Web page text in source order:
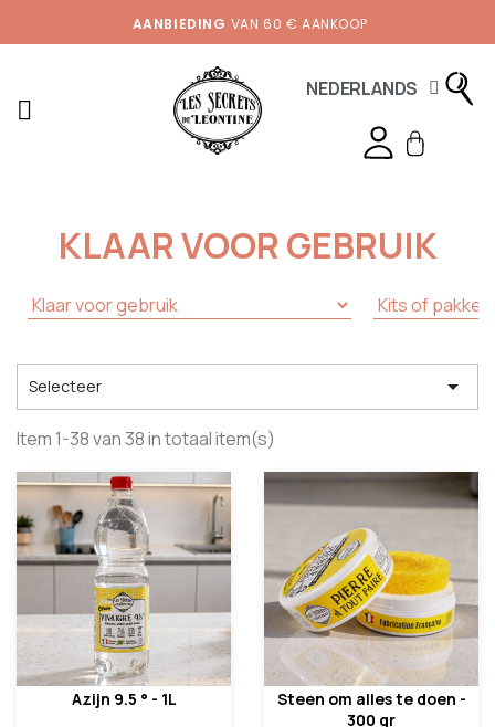
AANBIEDING VAN 60 € AANKOOP
NEDERLANDS
KLAAR VOOR GEBRUIK
Selecteer 
Item 1-38 van 38 in totaal item(s)
Azijn 9.5 ° - 1L
Steen om alles te doen -
300 gr